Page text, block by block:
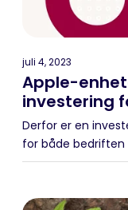
juli 4, 2023
Apple-
investering
Derfor er en
for både bedriften